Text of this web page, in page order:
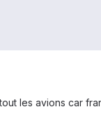
les avions car